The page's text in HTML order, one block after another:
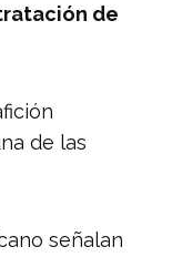
de
de las
señalan